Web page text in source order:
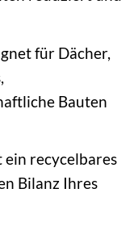
für Dächer,
Bauten
ein recycelbares
Bilanz Ihres